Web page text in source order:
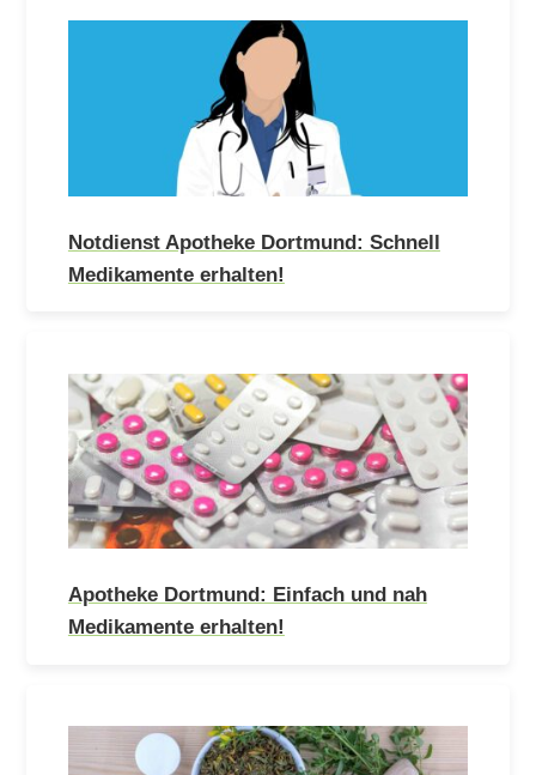
Notdienst Apotheke Dortmund: Schnell
Medikamente erhalten!
Apotheke Dortmund: Einfach und nah
Medikamente erhalten!